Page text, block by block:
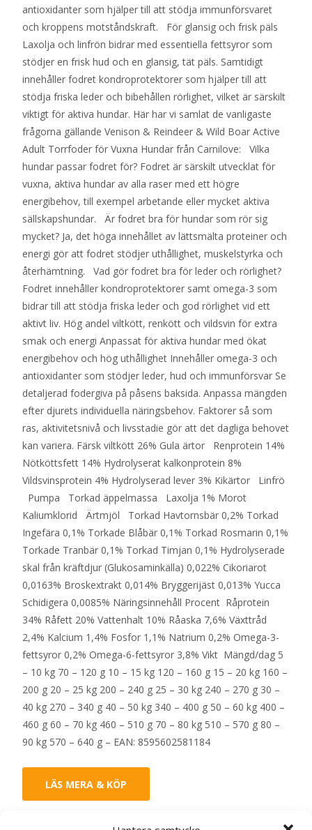
antioxidanter som hjälper till att stödja immunförsvaret
och kroppens motståndskraft. För glansig och frisk päls
Laxolja och linfrön bidrar med essentiella fettsyror som
stödjer en frisk hud och en glansig, tät päls. Samtidigt
innehåller fodret kondroprotektorer som hjälper till att
stödja friska leder och bibehållen rörlighet, vilket är särskilt
viktigt för aktiva hundar. Här har vi samlat de vanligaste
frågorna gällande Venison & Reindeer & Wild Boar Active
Adult Torrfoder för Vuxna Hundar från Carnilove: Vilka
hundar passar fodret för? Fodret är särskilt utvecklat för
vuxna, aktiva hundar av alla raser med ett högre
energibehov, till exempel arbetande eller mycket aktiva
sällskapshundar. Är fodret bra för hundar som rör sig
mycket? Ja, det höga innehållet av lättsmälta proteiner och
energi gör att fodret stödjer uthållighet, muskelstyrka och
återhämtning. Vad gör fodret bra för leder och rörlighet?
Fodret innehåller kondroprotektorer samt omega-3 som
bidrar till att stödja friska leder och god rörlighet vid ett
aktivt liv. Hög andel viltkött, renkött och vildsvin för extra
smak och energi Anpassat för aktiva hundar med ökat
energibehov och hög uthållighet Innehåller omega-3 och
antioxidanter som stödjer leder, hud och immunförsvar Se
detaljerad fodergiva på påsens baksida. Anpassa mängden
efter djurets individuella näringsbehov. Faktorer så som
ras, aktivitetsnivå och livsstadie gör att det dagliga behovet
kan variera. Färsk viltkött 26% Gula ärtor Renprotein 14%
Nötköttsfett 14% Hydrolyserat kalkonprotein 8%
Vildsvinsprotein 4% Hydrolyserad lever 3% Kikärtor Linfrö
Pumpa Torkad äppelmassa Laxolja 1% Morot
Kaliumklorid Ärtmjöl Torkad Havtornsbär 0,2% Torkad
Ingefära 0,1% Torkade Blåbär 0,1% Torkad Rosmarin 0,1%
Torkade Tranbär 0,1% Torkad Timjan 0,1% Hydrolyserade
skal från kräftdjur (Glukosaminkälla) 0,022% Cikoriarot
0,0163% Broskextrakt 0,014% Bryggerijäst 0,013% Yucca
Schidigera 0,0085% Näringsinnehåll Procent Råprotein
34% Råfett 20% Vattenhalt 10% Råaska 7,6% Växttråd
2,4% Kalcium 1,4% Fosfor 1,1% Natrium 0,2% Omega-3-
fettsyror 0,2% Omega-6-fettsyror 3,8% Vikt Mängd/dag 5
– 10 kg 70 – 120 g 10 – 15 kg 120 – 160 g 15 – 20 kg 160 –
200 g 20 – 25 kg 200 – 240 g 25 – 30 kg 240 – 270 g 30 –
40 kg 270 – 340 g 40 – 50 kg 340 – 400 g 50 – 60 kg 400 –
460 g 60 – 70 kg 460 – 510 g 70 – 80 kg 510 – 570 g 80 –
90 kg 570 – 640 g – EAN: 8595602581184
LÄS MERA & KÖP